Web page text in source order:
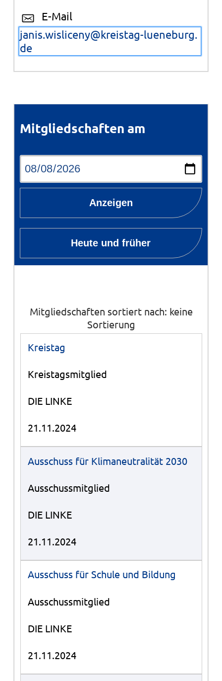
E-Mail
janis.wisliceny@kreistag-lueneburg.
de
Mitgliedschaften am
Anzeigen
Heute und früher
Mitgliedschaften sortiert nach: keine
Sortierung
Kreistag
Kreistagsmitglied
DIE LINKE
21.11.2024
Ausschuss für Klimaneutralität 2030
Ausschussmitglied
DIE LINKE
21.11.2024
Ausschuss für Schule und Bildung
Ausschussmitglied
DIE LINKE
21.11.2024